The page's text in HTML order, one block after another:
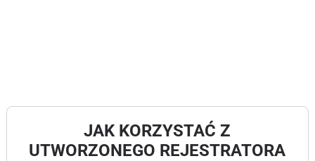
JAK KORZYSTAĆ Z
UTWORZONEGO REJESTRATORA